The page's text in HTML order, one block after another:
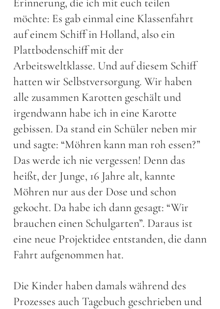
möchte: Es gab einmal eine Klassenfahrt
auf einem Schiff in Holland, also ein
Plattbodenschiff mit der
Arbeitsweltklasse. Und auf diesem Schiff
hatten wir Selbstversorgung. Wir haben
alle zusammen Karotten geschält und
irgendwann habe ich in eine Karotte
gebissen. Da stand ein Schüler neben mir
und sagte: “Möhren kann man roh essen?”
Das werde ich nie vergessen! Denn das
heißt, der Junge, 16 Jahre alt, kannte
Möhren nur aus der Dose und schon
gekocht. Da habe ich dann gesagt: “Wir
brauchen einen Schulgarten”. Daraus ist
eine neue Projektidee entstanden, die dann
Fahrt aufgenommen hat.
Die Kinder haben damals während des
Prozesses auch Tagebuch geschrieben und